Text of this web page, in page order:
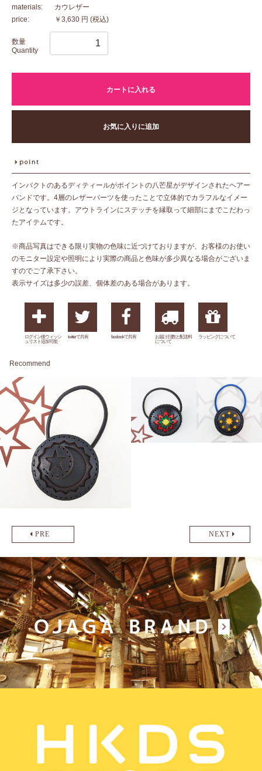
materials:
カウレザー
price:
￥3,630 円 (税込)
数量
Quantity
カートに入れる
お気に入りに追加
インパクトのあるディティールがポイントの八芒星がデザインされたヘアー
バンドです。4層のレザーパーツを使ったことで立体的でカラフルなイメー
ジとなっています。アウトラインにステッチを縁取って細部にまでこだわっ
たアイテムです。
※商品写真はできる限り実物の色味に近づけておりますが、お客様のお使い
のモニター設定や照明により実際の商品と色味が多少異なる場合がございま
すのでご了承下さい。
表示サイズは多少の誤差、個体差のある場合があります。
ログイン後ウィッシ
ュリスト追加可能
twitterで共有 facebookで共有
お届け日数と配送料
について
ラッピングについて
Recommend